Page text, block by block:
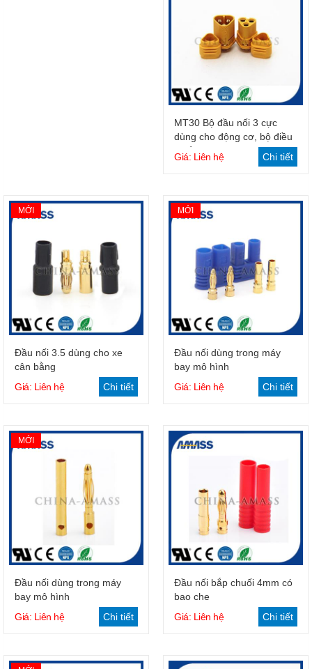
Giỏ hàng
MT30 Bộ đầu nối 3 cực
dùng cho động cơ, bộ điều
khiển
Giá: Liên hệ Chi tiết
MỚI
Giỏ hàng
Đầu nối 3.5 dùng cho xe
cân bằng
Giá: Liên hệ
Chi tiết
MỚI
Giỏ hàng
Đầu nối dùng trong máy
bay mô hình
Giá: Liên hệ
Chi tiết
MỚI
Giỏ hàng
Đầu nối dùng trong máy
bay mô hình
Giá: Liên hệ
Chi tiết
Giỏ hàng
Đầu nối bắp chuối 4mm có
bao che
Giá: Liên hệ
Chi tiết